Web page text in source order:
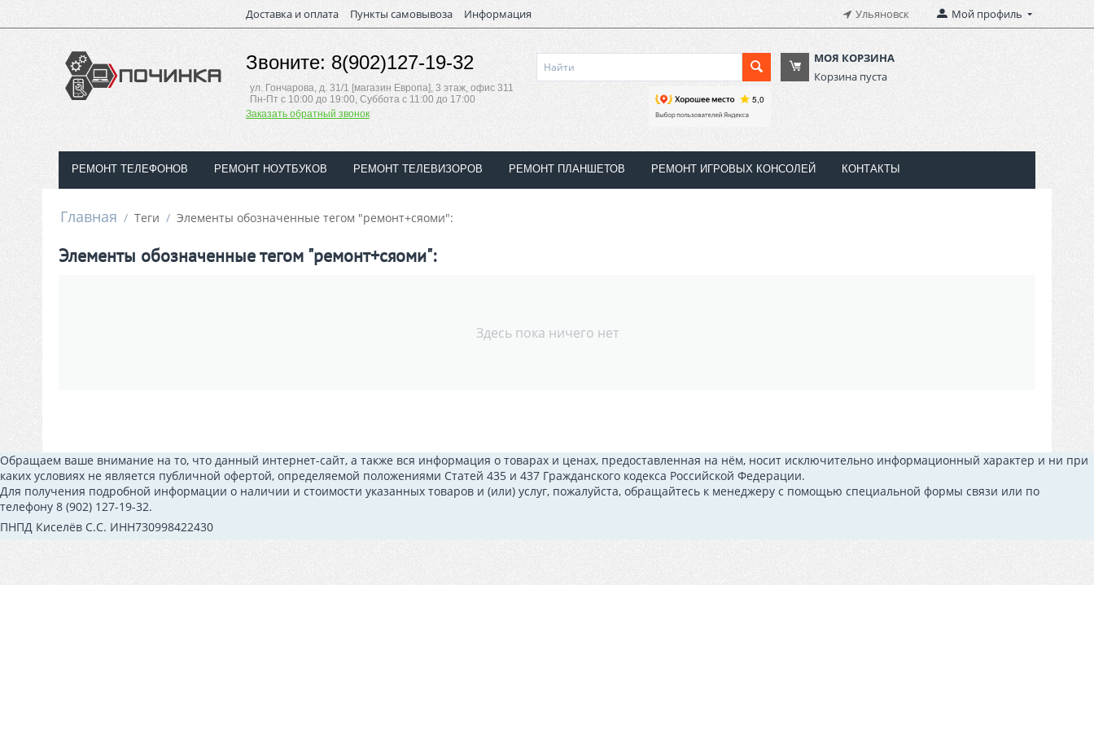
Доставка и оплата Пункты самовывоза Информация Ульяновск Мой профиль
Звоните: 8(902)127-19-32
ул. Гончарова, д. 31/1 [магазин Европа], 3 этаж, офис 311
Пн-Пт с 10:00 до 19:00, Суббота с 11:00 до 17:00
Заказать обратный звонок
МОЯ КОРЗИНА
Корзина пуста
РЕМОНТ ТЕЛЕФОНОВ РЕМОНТ НОУТБУКОВ РЕМОНТ ТЕЛЕВИЗОРОВ РЕМОНТ ПЛАНШЕТОВ РЕМОНТ ИГРОВЫХ КОНСОЛЕЙ КОНТАКТЫ
Главная / Теги / Элементы обозначенные тегом "ремонт+сяоми":
Элементы обозначенные тегом "ремонт+сяоми":
Здесь пока ничего нет
Обращаем ваше внимание на то, что данный интернет-сайт, а также вся информация о товарах и ценах, предоставленная на нём, носит исключительно информационный характер и ни при
каких условиях не является публичной офертой, определяемой положениями Статей 435 и 437 Гражданского кодекса Российской Федерации.
Для получения подробной информации о наличии и стоимости указанных товаров и (или) услуг, пожалуйста, обращайтесь к менеджеру с помощью специальной формы связи или по
телефону 8 (902) 127-19-32.
ПНПД Киселёв С.С. ИНН730998422430